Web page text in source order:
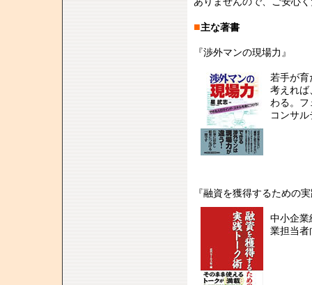
■主な著書
『渉外マンの現場力』
若手が育
考えれば
わる。フ
コンサ
『融資を獲得するための
中小企業
業担当者